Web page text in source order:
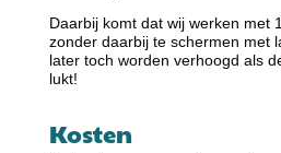
Daarbij komt dat wij werken met
zonder daarbij te schermen met
later toch worden verhoogd als
lukt!
Kosten